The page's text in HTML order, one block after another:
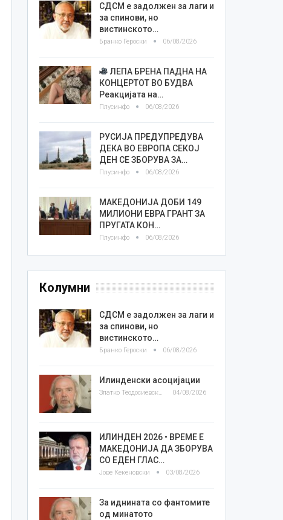
СДСМ е задолжен за лаги и
за спинови, но
вистинското…
Бранко Героски 06/08/2026
ЛЕПА БРЕНА ПАДНА НА
КОНЦЕРТОТ ВО БУДВА
Реакцијата на…
Плусинфо 06/08/2026
РУСИЈА ПРЕДУПРЕДУВА
ДЕКА ВО ЕВРОПА СЕКОЈ
ДЕН СЕ ЗБОРУВА ЗА…
Плусинфо 06/08/2026
МАКЕДОНИЈА ДОБИ 149
МИЛИОНИ ЕВРА ГРАНТ ЗА
ПРУГАТА КОН…
Плусинфо 06/08/2026
Колумни
СДСМ е задолжен за лаги и
за спинови, но
вистинското…
Бранко Героски 06/08/2026
Илинденски асоцијации
Златко Теодосиевски 04/08/2026
ИЛИНДЕН 2026 • ВРЕМЕ Е
МАКЕДОНИЈА ДА ЗБОРУВА
СО ЕДЕН ГЛАС…
Јове Кекеновски 03/08/2026
За иднината со фантомите
од минатото